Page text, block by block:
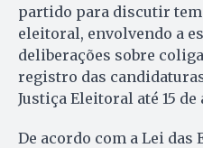
partido para discutir
eleitoral, envolvendo a
deliberações sobre
registro das
Justiça Eleitoral até 15 de
De acordo com a Lei das